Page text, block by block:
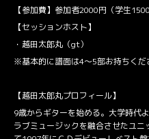
【参加費】参加者2000円（学生
【セッションホスト】
・越田太郎丸（gt）
※基本的に譜面は4〜5部お持ちくだ
【越田太郎丸プロフィール】
9歳からギターを始める。大学時代
ラブミュージックを融合させたユ